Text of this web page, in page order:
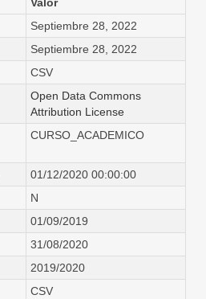
Septiembre 28, 2022
Septiembre 28, 2022
CSV
Open Data Commons
Attribution License
CURSO_ACADEMICO
01/12/2020 00:00:00
N
01/09/2019
31/08/2020
2019/2020
CSV